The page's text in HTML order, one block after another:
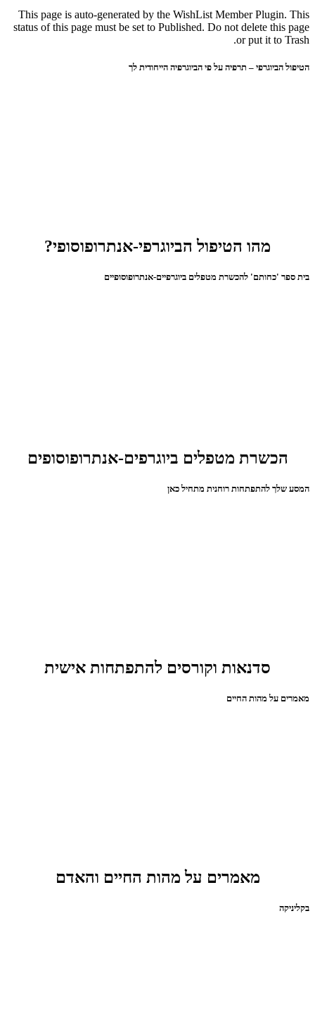
This page is auto-generated by the WishList Member Plugin. This
status of this page must be set to Published. Do not delete this page
or put it to Trash.
הטיפול הביוגרפי – תרפיה על פי הביוגרפיה הייחודית לך
מהו הטיפול הביוגרפי-אנתרופוסופי?
בית ספר 'כחותם' להכשרת מטפלים ביוגרפיים-אנתרופוסופיים
הכשרת מטפלים ביוגרפים-אנתרופוסופים
המסע שלך להתפתחות רוחנית מתחיל כאן
סדנאות וקורסים להתפתחות אישית
מאמרים על מהות החיים
מאמרים על מהות החיים והאדם
בקליניקה